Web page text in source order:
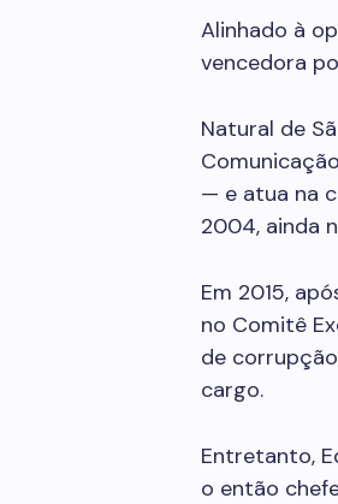
Alinhado à
vencedora
Natural de
— e atua na
2004, ainda
Em 2015,
no Comitê
de
cargo.
Entretanto,
o então